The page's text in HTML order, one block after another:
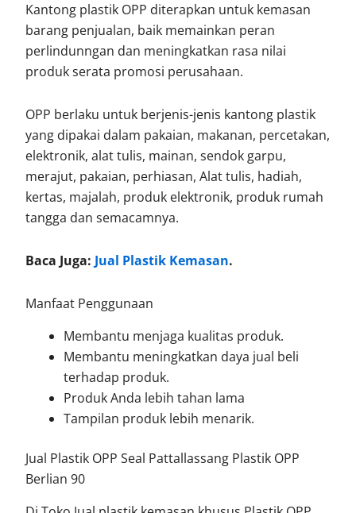
Kantong plastik OPP diterapkan untuk kemasan
barang penjualan, baik memainkan peran
perlindunngan dan meningkatkan rasa nilai
produk serata promosi perusahaan.
OPP berlaku untuk berjenis-jenis kantong plastik
yang dipakai dalam pakaian, makanan, percetakan,
elektronik, alat tulis, mainan, sendok garpu,
merajut, pakaian, perhiasan, Alat tulis, hadiah,
kertas, majalah, produk elektronik, produk rumah
tangga dan semacamnya.
Baca Juga: Jual Plastik Kemasan.
Manfaat Penggunaan
Membantu menjaga kualitas produk.
Membantu meningkatkan daya jual beli
terhadap produk.
Produk Anda lebih tahan lama
Tampilan produk lebih menarik.
Jual Plastik OPP Seal Pattallassang Plastik OPP
Berlian 90